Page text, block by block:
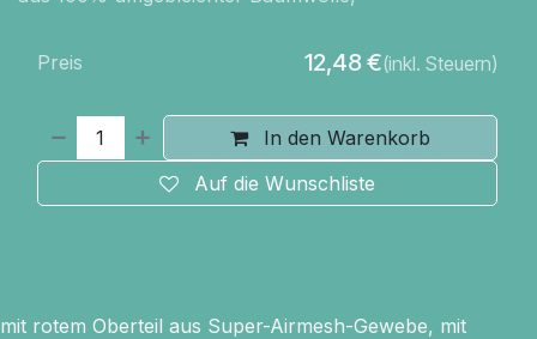
In den Warenkorb
Auf die Wunschliste
Preis 12,48 €(inkl. Steuern)
mit rotem Oberteil aus Super-Airmesh-Gewebe, mit